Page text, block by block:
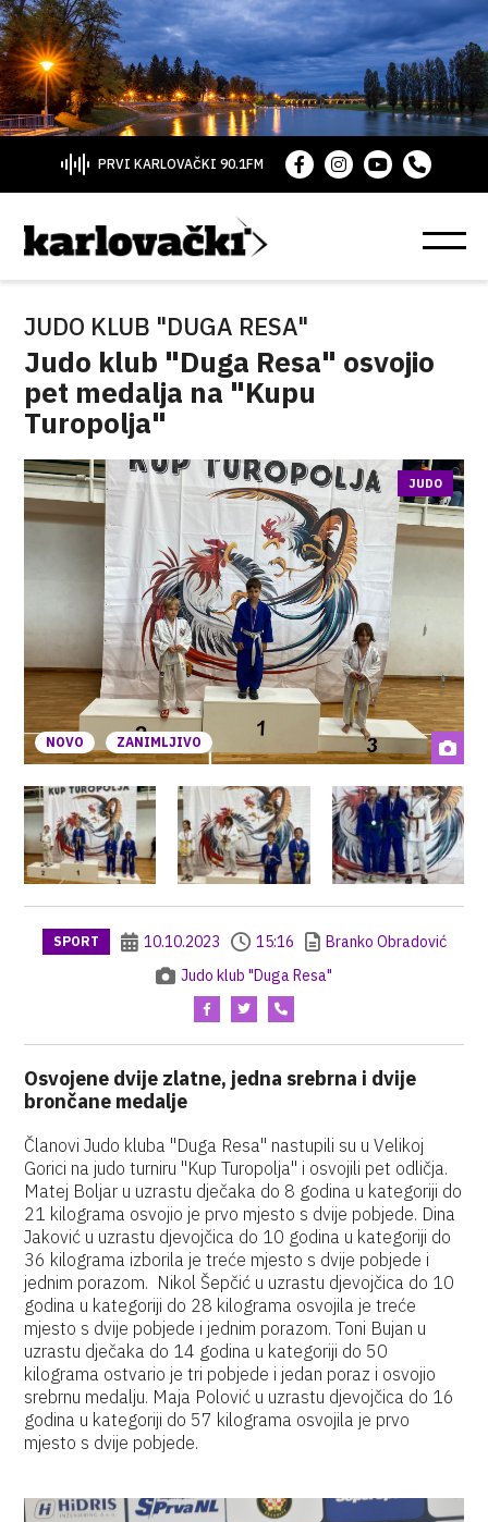
PRVI KARLOVAČKI 90.1FM
JUDO KLUB "DUGA RESA"
Judo klub "Duga Resa" osvojio
pet medalja na "Kupu
Turopolja"
NOVO ZANIMLJIVO
JUDO
SPORT 10.10.2023 15:16
Branko Obradović
Judo klub "Duga Resa"
Osvojene dvije zlatne, jedna srebrna i dvije
brončane medalje
Članovi Judo kluba "Duga Resa" nastupili su u Velikoj
Gorici na judo turniru "Kup Turopolja" i osvojili pet odličja.
Matej Boljar u uzrastu dječaka do 8 godina u kategoriji do
21 kilograma osvojio je prvo mjesto s dvije pobjede. Dina
Jaković u uzrastu djevojčica do 10 godina u kategoriji do
36 kilograma izborila je treće mjesto s dvije pobjede i
jednim porazom. Nikol Šepčić u uzrastu djevojčica do 10
godina u kategoriji do 28 kilograma osvojila je treće
mjesto s dvije pobjede i jednim porazom. Toni Bujan u
uzrastu dječaka do 14 godina u kategoriji do 50
kilograma ostvario je tri pobjede i jedan poraz i osvojio
srebrnu medalju. Maja Polović u uzrastu djevojčica do 16
godina u kategoriji do 57 kilograma osvojila je prvo
mjesto s dvije pobjede.